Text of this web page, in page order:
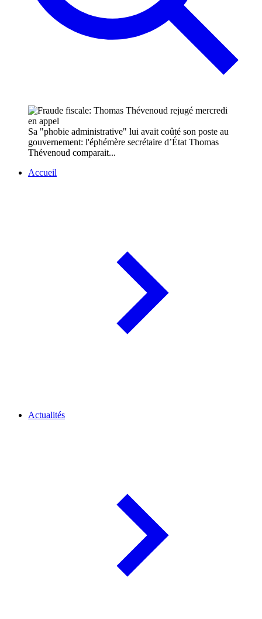
Sa "phobie administrative" lui avait coûté son poste au
gouvernement: l'éphémère secrétaire d’État Thomas
Thévenoud comparait...
Accueil
Actualités